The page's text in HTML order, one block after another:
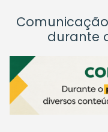
durante